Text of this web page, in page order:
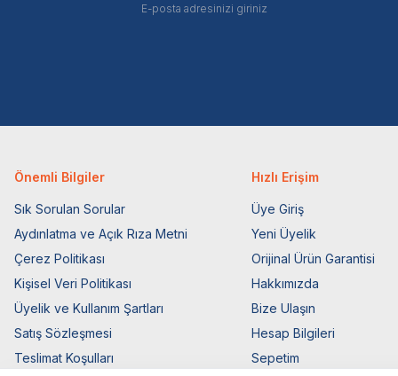
Önemli Bilgiler
Sık Sorulan Sorular
Aydınlatma ve Açık Rıza Metni
Çerez Politikası
Kişisel Veri Politikası
Üyelik ve Kullanım Şartları
Satış Sözleşmesi
Teslimat Koşulları
Hızlı Erişim
Üye Giriş
Yeni Üyelik
Orijinal Ürün Garantisi
Hakkımızda
Bize Ulaşın
Hesap Bilgileri
Sepetim